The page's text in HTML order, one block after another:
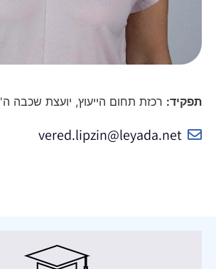
תפקיד: רכזת תחום הייעוץ, יועצת שכבה ה'
vered.lipzin@leyada.net